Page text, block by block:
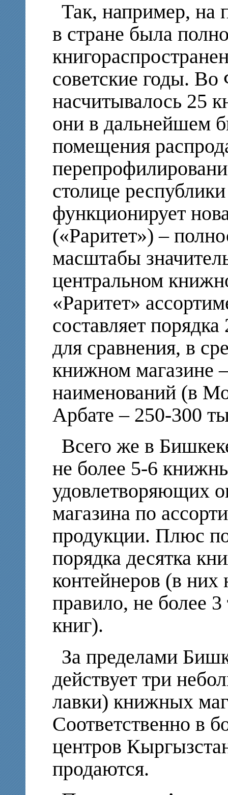
Так, например, на
в стране была
советские годы. Во
насчитывалось 25
они в дальнейшем
помещения
столице
функционирует
(«Раритет») –
масштабы
центральном
«Раритет»
составляет
для сравнения, в
книжном магазине
наименований (в
Арбате – 250-300
Всего же в
не более 5-6
удовлетворяющих
магазина по
продукции. Плюс
порядка десятка
контейнеров (в них
правило, не более
книг).
За пределами
действует три
лавки) книжных
Соответственно в
центров
продаются.